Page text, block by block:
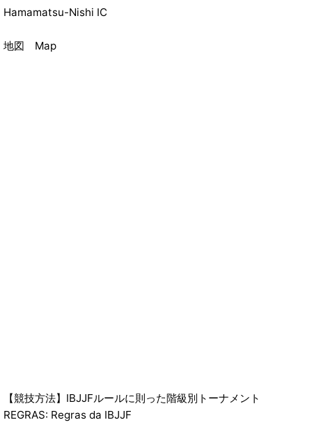
Hamamatsu-Nishi IC
地図 Map
【競技方法】IBJJFルールに則った階級別トーナメント
REGRAS: Regras da IBJJF